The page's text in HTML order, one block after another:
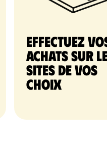
Effectuez
achats sur
sites de vos
choix